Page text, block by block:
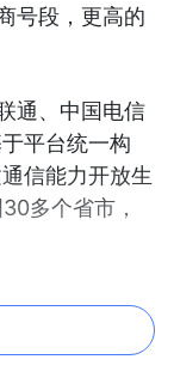
号段，更高的
通、中国电信
平台统一构
信能力开放生
多个省市，